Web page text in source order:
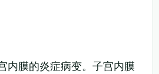
内膜的炎症病变。子宫内膜